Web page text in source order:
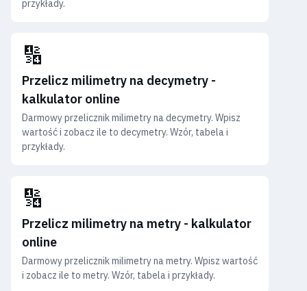
przykłady.
🔢
Przelicz milimetry na decymetry -
kalkulator online
Darmowy przelicznik milimetry na decymetry. Wpisz
wartość i zobacz ile to decymetry. Wzór, tabela i
przykłady.
🔢
Przelicz milimetry na metry - kalkulator
online
Darmowy przelicznik milimetry na metry. Wpisz wartość
i zobacz ile to metry. Wzór, tabela i przykłady.